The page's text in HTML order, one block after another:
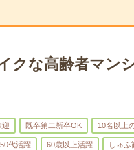
クな高齢者マン
迎 既卒第二新卒OK 10名以上
代活躍 60歳以上活躍 しゅふ